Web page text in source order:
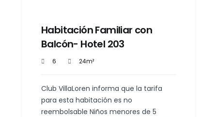
Habitación Familiar con
Balcón- Hotel 203
6 24m²
Club VillaLoren informa que la tarifa
para esta habitación es no
reembolsable Niños menores de 5